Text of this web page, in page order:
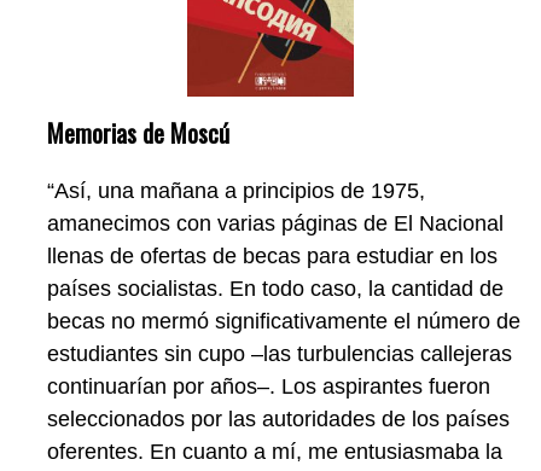
Memorias de Moscú
“Así, una mañana a principios de 1975,
amanecimos con varias páginas de El Nacional
llenas de ofertas de becas para estudiar en los
países socialistas. En todo caso, la cantidad de
becas no mermó significativamente el número de
estudiantes sin cupo –las turbulencias callejeras
continuarían por años–. Los aspirantes fueron
seleccionados por las autoridades de los países
oferentes. En cuanto a mí, me entusiasmaba la